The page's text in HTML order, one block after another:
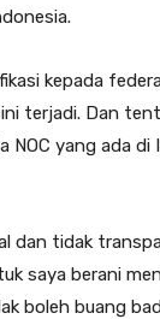
kepada
terjadi. Dan
NOC yang ada di
dan tidak
saya berani
boleh buang